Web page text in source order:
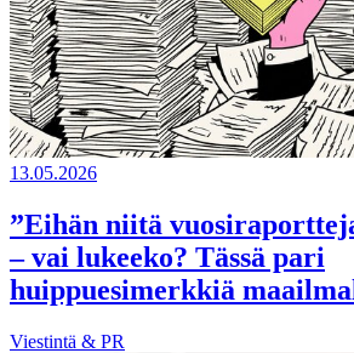
13.05.2026
”Eihän niitä
– vai lukeeko? Tässä pari
huippuesimerkkiä
Viestintä & PR